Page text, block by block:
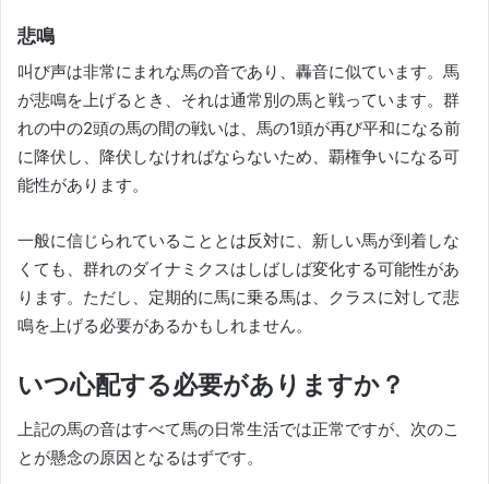
悲鳴
叫び声は非常にまれな馬の音であり、轟音に似ています。 馬
が悲鳴を上げるとき、それは通常別の馬と戦っています。 群
れの中の2頭の馬の間の戦いは、馬の1頭が再び平和になる前
に降伏し、降伏しなければならないため、覇権争いになる可
能性があります。
一般に信じられていることとは反対に、新しい馬が到着しな
くても、群れのダイナミクスはしばしば変化する可能性があ
ります。 ただし、定期的に馬に乗る馬は、クラスに対して悲
鳴を上げる必要があるかもしれません。
いつ心配する必要がありますか？
上記の馬の音はすべて馬の日常生活では正常ですが、次のこ
とが懸念の原因となるはずです。